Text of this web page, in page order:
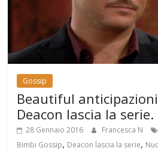
Gossip
Beautiful
Deacon lascia la
28 Gennaio 2016 Francesca N
Bimbi Gossip, Deacon lascia la serie,